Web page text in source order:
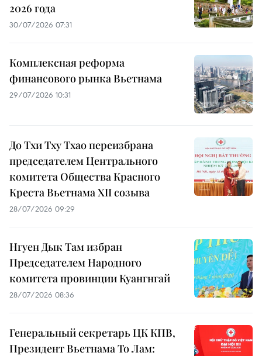
2026 года
30/07/2026 07:31
Комплексная реформа
финансового рынка Вьетнама
29/07/2026 10:31
До Тхи Тху Тхао переизбрана
председателем Центрального
комитета Общества Красного
Креста Вьетнама XII созыва
28/07/2026 09:29
Нгуен Дык Там избран
Председателем Народного
комитета провинции Куангнгай
28/07/2026 08:36
Генеральный секретарь ЦК КПВ,
Президент Вьетнама То Лам: